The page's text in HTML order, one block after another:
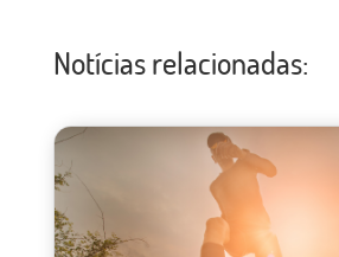
Notícias relacionadas: